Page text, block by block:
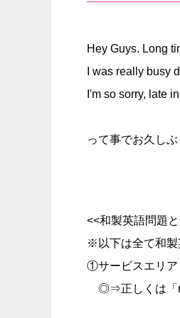
Hey Guys. Long
I was really busy
I'm so sorry, late
って事でお久し
<<和製英語問題
※以下は全て和製
①サービスエリア
◎⇒正しくは「